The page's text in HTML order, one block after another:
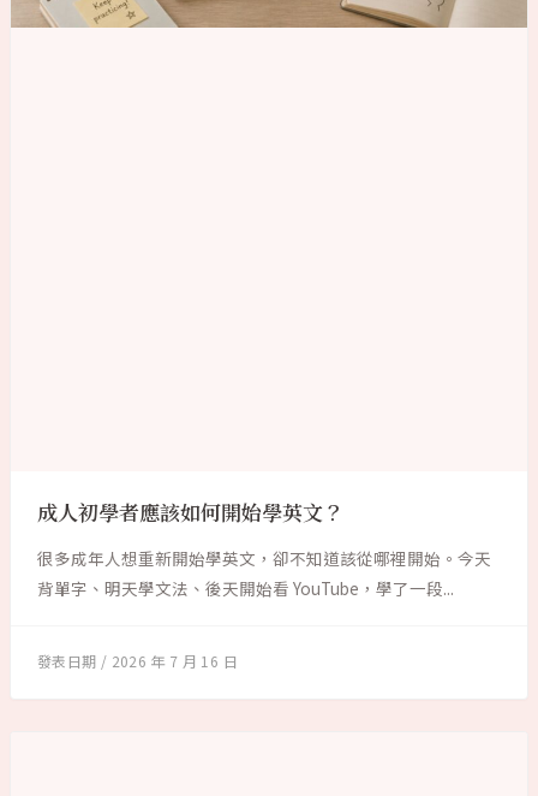
成人初學者應該如何開始學英文？
很多成年人想重新開始學英文，卻不知道該從哪裡開始。今天
背單字、明天學文法、後天開始看 YouTube，學了一段...
2026 年 7 月 16 日